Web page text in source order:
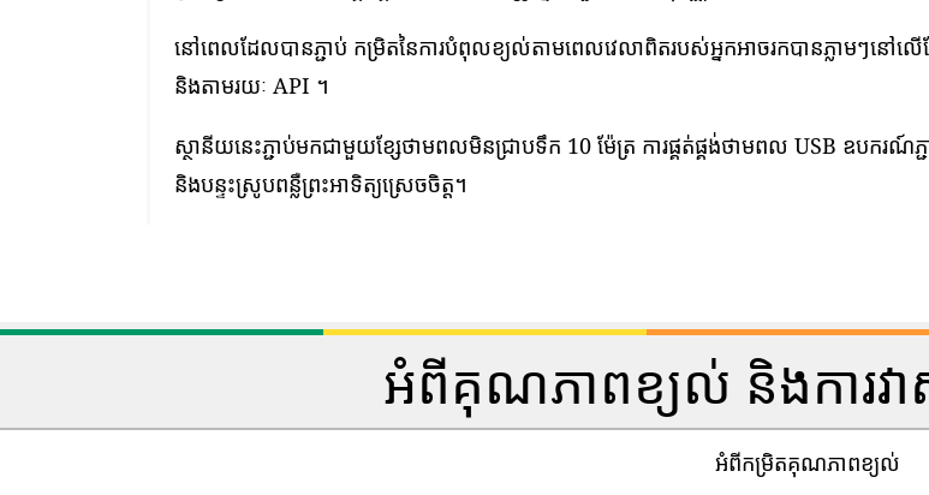
នៅពេលដែលបានភ្ជាប់ កម្រិតនៃការបំពុលខ្យល់តាមពេលវេលាពិតរបស់អ្នកអាចរកបានភ្លាមៗនៅលើ
និងតាមរយៈ API ។
ស្ថានីយនេះភ្ជាប់មកជាមួយខ្សែថាមពលមិនជ្រាបទឹក 10 ម៉ែត្រ ការផ្គត់ផ្គង់ថាមពល USB ឧបករណ៍ភ្
និងបន្ទះស្រូបពន្លឺព្រះអាទិត្យស្រេចចិត្ត។
អំពីគុណភាពខ្យល់ និងការវា
អំពីកម្រិតគុណភាពខ្យល់